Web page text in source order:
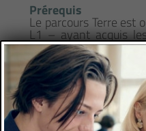
Prérequis
Le parcours Terre est
L1 – ayant acquis
Louis Pasteur
les étudiants issus
d'autres parcours –
CPGE, d'autres
étrangers, un
acquises sera fait à
candidature par une